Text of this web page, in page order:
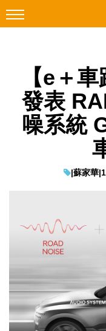
Facebook
科技焦點
網絡生活
生成式AI與雲端應用
特集
【e＋
發表
噪系統
|蘇家華|